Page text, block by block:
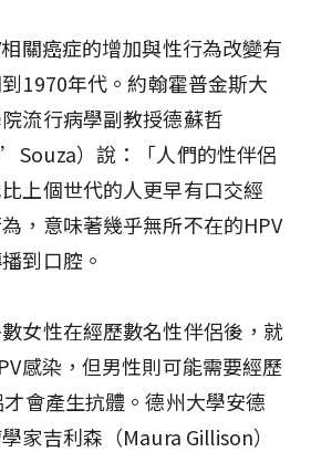
關癌症的增加與性行為改變有
1970年代。約翰霍普金斯大
流行病學副教授德蘇哲
）說：「人們的性伴侶
上個世代的人更早有口交經
，意味著幾乎無所不在的HPV
到口腔。
女性在經歷數名性伴侶後，就
感染，但男性則可能需要經歷
會產生抗體。德州大學安德
家吉利森（Maura Gillison）